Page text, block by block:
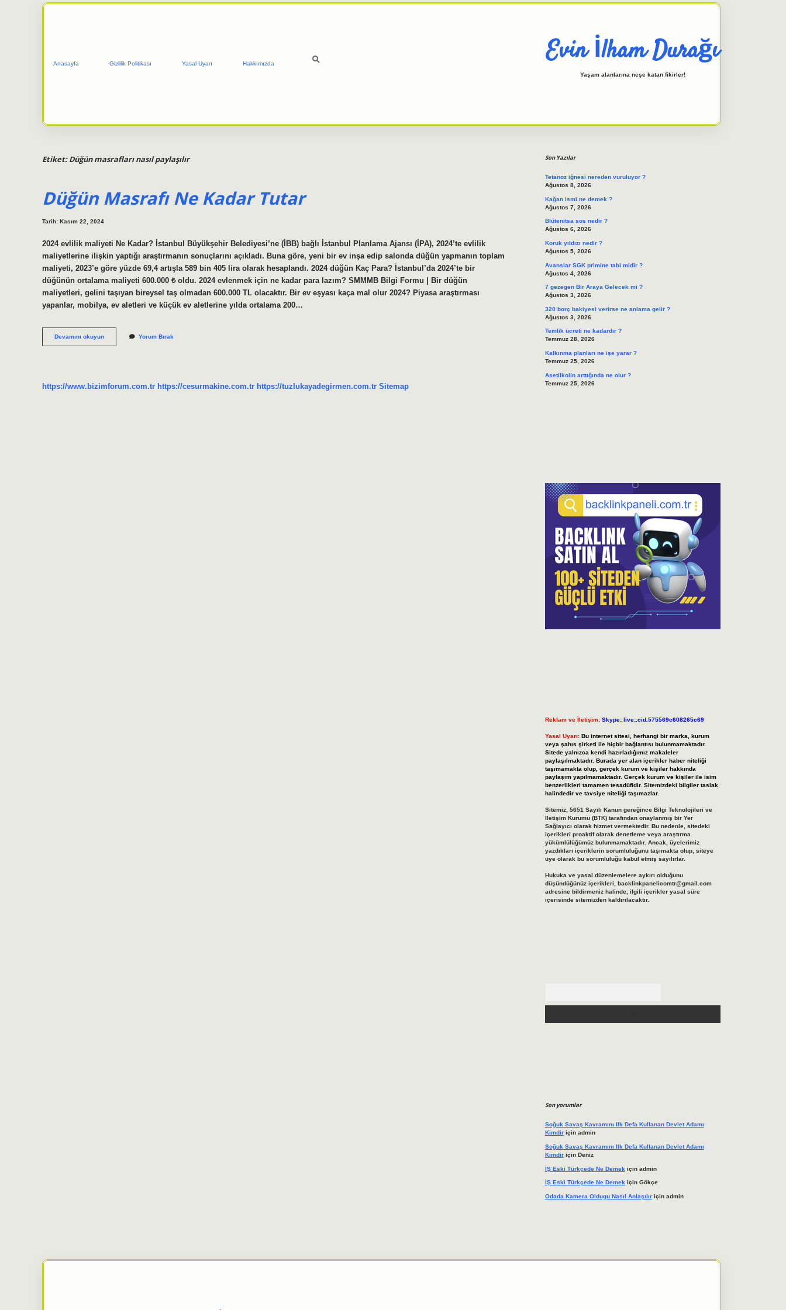
Anasayfa Gizlilik Politikası Yasal Uyarı Hakkımızda Evin İlham Durağı
Yaşam alanlarına neşe katan fikirler!
Etiket:Düğün masrafları nasıl paylaşılır
Düğün Masrafı Ne Kadar Tutar
Tarih: Kasım 22, 2024
2024 evlilik maliyeti Ne Kadar? İstanbul Büyükşehir Belediyesi’ne (İBB) bağlı İstanbul Planlama Ajansı (İPA), 2024’te evlilik
maliyetlerine ilişkin yaptığı araştırmanın sonuçlarını açıkladı. Buna göre, yeni bir ev inşa edip salonda düğün yapmanın toplam
maliyeti, 2023’e göre yüzde 69,4 artışla 589 bin 405 lira olarak hesaplandı. 2024 düğün Kaç Para? İstanbul’da 2024’te bir
düğünün ortalama maliyeti 600.000 ₺ oldu. 2024 evlenmek için ne kadar para lazım? SMMMB Bilgi Formu | Bir düğün
maliyetleri, gelini taşıyan bireysel taş olmadan 600.000 TL olacaktır. Bir ev eşyası kaça mal olur 2024? Piyasa araştırması
yapanlar, mobilya, ev aletleri ve küçük ev aletlerine yılda ortalama 200…
Devamını okuyunDüğün
Masrafı
Yorum Bırak
https://www.bizimforum.com.tr https://cesurmakine.com.tr https://tuzlukayadegirmen.com.tr Sitemap
Son Yazılar
Tetanoz iğnesi nereden vuruluyor ?
Ağustos 8, 2026
Kağan ismi ne demek ?
Ağustos 7, 2026
Blütenitsa sos nedir ?
Ağustos 6, 2026
Koruk yıldızı nedir ?
Ağustos 5, 2026
Avanslar SGK primine tabi midir ?
Ağustos 4, 2026
7 gezegen Bir Araya Gelecek mi ?
Ağustos 3, 2026
320 borç bakiyesi verirse ne anlama gelir ?
Ağustos 3, 2026
Temlik ücreti ne kadardır ?
Temmuz 28, 2026
Kalkınma planları ne işe yarar ?
Temmuz 25, 2026
Asetilkolin arttığında ne olur ?
Temmuz 25, 2026
Reklam ve İletişim: Skype: live:.cid.575569c608265c69
Yasal Uyarı: Bu internet sitesi, herhangi bir marka, kurum
veya şahıs şirketi ile hiçbir bağlantısı bulunmamaktadır.
Sitede yalnızca kendi hazırladığımız makaleler
paylaşılmaktadır. Burada yer alan içerikler haber niteliği
taşımamakta olup, gerçek kurum ve kişiler hakkında
paylaşım yapılmamaktadır. Gerçek kurum ve kişiler ile isim
benzerlikleri tamamen tesadüfidir. Sitemizdeki bilgiler taslak
halindedir ve tavsiye niteliği taşımazlar.
Sitemiz, 5651 Sayılı Kanun gereğince Bilgi Teknolojileri ve
İletişim Kurumu (BTK) tarafından onaylanmış bir Yer
Sağlayıcı olarak hizmet vermektedir. Bu nedenle, sitedeki
içerikleri proaktif olarak denetleme veya araştırma
yükümlülüğümüz bulunmamaktadır. Ancak, üyelerimiz
yazdıkları içeriklerin sorumluluğunu taşımakta olup, siteye
üye olarak bu sorumluluğu kabul etmiş sayılırlar.
Hukuka ve yasal düzenlemelere aykırı olduğunu
düşündüğünüz içerikleri, backlinkpanelicomtr@gmail.com
adresine bildirmeniz halinde, ilgili içerikler yasal süre
içerisinde sitemizden kaldırılacaktır.
Son yorumlar
Soğuk Savaş Kavramını Ilk Defa Kullanan Devlet Adamı
Kimdiriçin admin
Soğuk Savaş Kavramını Ilk Defa Kullanan Devlet Adamı
Kimdiriçin Deniz
İŞ Eski Türkçede Ne Demek için admin
İŞ Eski Türkçede Ne Demek için Gökçe
Odada Kamera Oldugu Nasıl Anlaşılıriçin admin